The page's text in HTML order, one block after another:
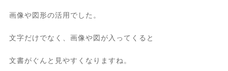
画像や図形の活用でした。
文字だけでなく、画像や図が入ってくると
文書がぐんと見やすくなりますね。